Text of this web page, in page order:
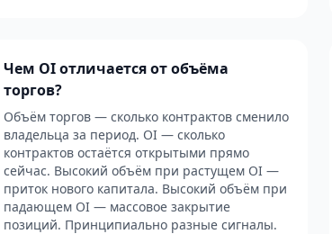
Чем OI отличается от объёма
торгов?
Объём торгов — сколько контрактов сменило
владельца за период. OI — сколько
контрактов остаётся открытыми прямо
сейчас. Высокий объём при растущем OI —
приток нового капитала. Высокий объём при
падающем OI — массовое закрытие
позиций. Принципиально разные сигналы.